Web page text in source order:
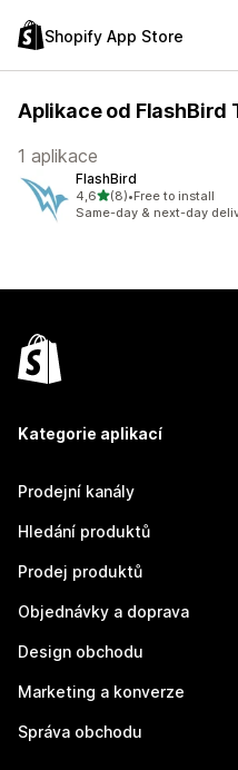
Shopify App Store
Aplikace od FlashBird
1 aplikace
FlashBird
4,6z 5 hvězd
(8)
Celkový počet recenzí: 8
•Free to install
Same-day & next-day
Kategorie aplikací
Prodejní kanály
Hledání produktů
Prodej produktů
Objednávky a doprava
Design obchodu
Marketing a konverze
Správa obchodu